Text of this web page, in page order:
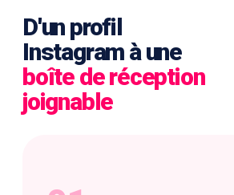
D'un profil
Instagram à une
boîte de réception
joignable